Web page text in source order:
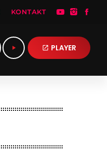
KONTAKT
play_arrow open_in_new PLAYER